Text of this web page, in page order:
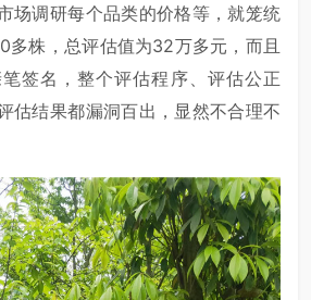
场调研每个品类的价格等，就笼统
多株，总评估值为32万多元，而且
签名，整个评估程序、评估公正
估结果都漏洞百出，显然不合理不